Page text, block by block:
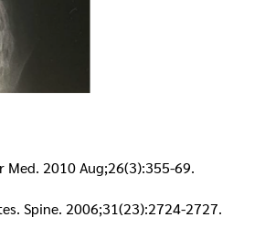
2010 Aug;26(3):355-69.
Spine. 2006;31(23):2724-2727.